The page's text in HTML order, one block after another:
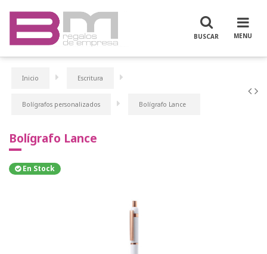
Inicio Escritura
Bolígrafos personalizados Bolígrafo Lance
Bolígrafo Lance
En Stock